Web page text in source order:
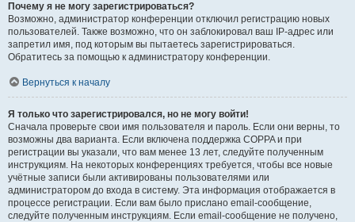
Почему я не могу зарегистрироваться?
Возможно, администратор конференции отключил регистрацию новых
пользователей. Также возможно, что он заблокировал ваш IP-адрес или
запретил имя, под которым вы пытаетесь зарегистрироваться.
Обратитесь за помощью к администратору конференции.
Вернуться к началу
Я только что зарегистрировался, но не могу войти!
Сначала проверьте свои имя пользователя и пароль. Если они верны, то
возможны два варианта. Если включена поддержка COPPA и при
регистрации вы указали, что вам менее 13 лет, следуйте полученным
инструкциям. На некоторых конференциях требуется, чтобы все новые
учётные записи были активированы пользователями или
администратором до входа в систему. Эта информация отображается в
процессе регистрации. Если вам было прислано email-сообщение,
следуйте полученным инструкциям. Если email-сообщение не получено,